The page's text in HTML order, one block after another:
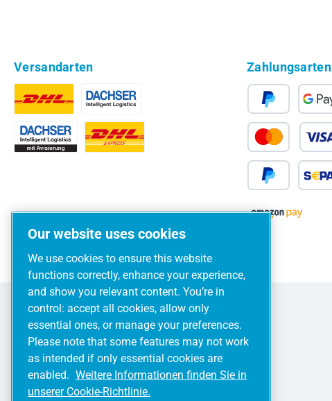
Versandarten Zahlungsarten
Our website uses cookies
We use cookies to ensure this website
functions correctly, enhance your experience,
and show you relevant content. You’re in
control: accept all cookies, allow only
essential ones, or manage your preferences.
Please note that some features may not work
as intended if only essential cookies are
enabled. Weitere Informationen finden Sie in
unserer Cookie-Richtlinie.